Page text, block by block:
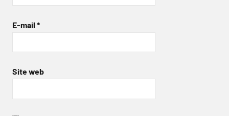
E-mail *
Site web